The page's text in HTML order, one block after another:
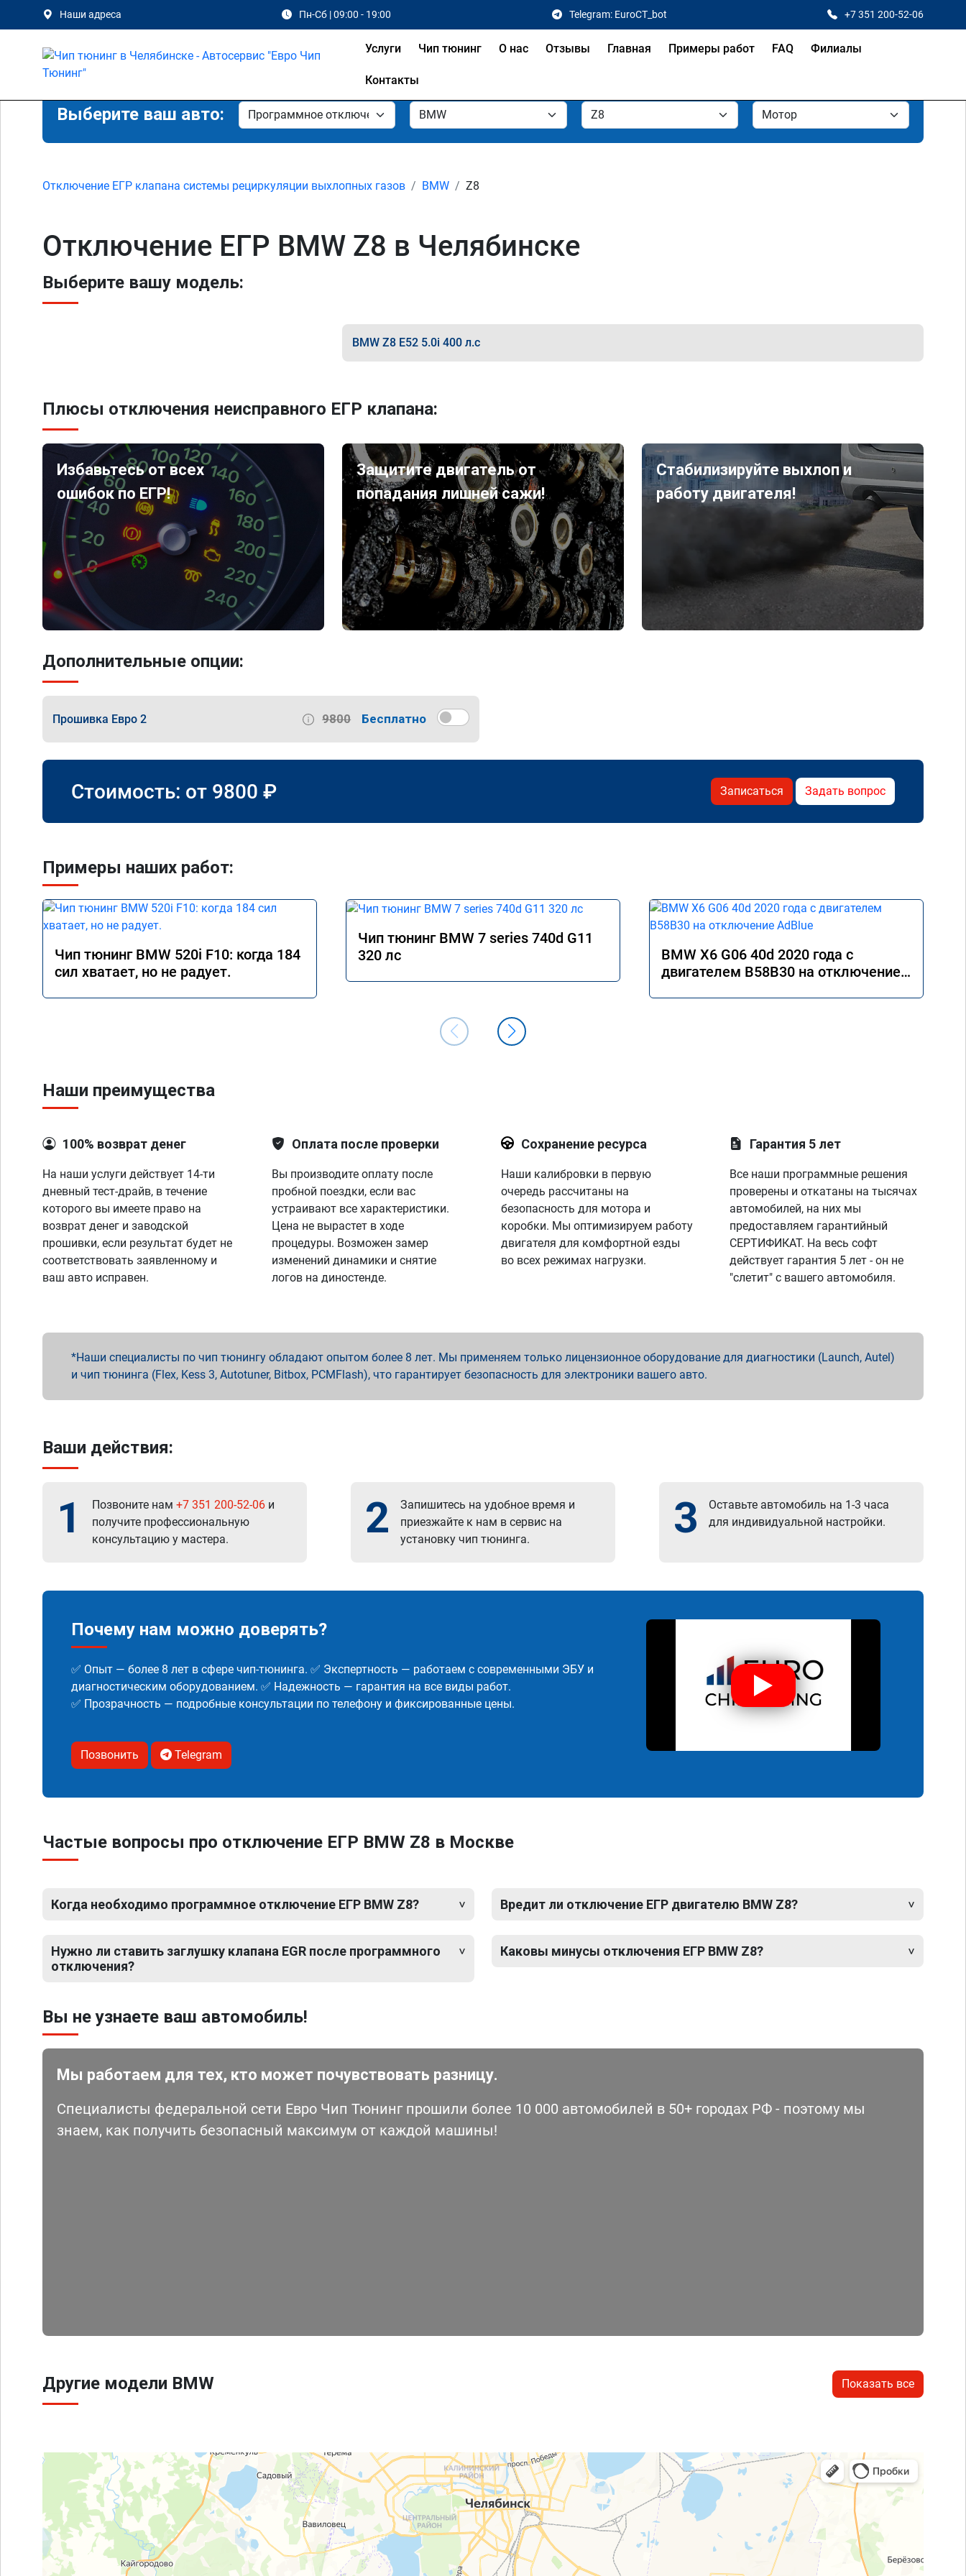
Наши адреса Пн-Сб | 09:00 - 19:00 Telegram: EuroCT_bot +7 351 200-52-06
Услуги Чип тюнинг О нас Отзывы Главная Примеры работ FAQ Филиалы
Контакты
Выберите ваш авто:
Отключение ЕГР клапана системы рециркуляции выхлопных газов BMW Z8
Отключение ЕГР BMW Z8 в Челябинске
Выберите вашу модель:
BMW Z8 E52 5.0i 400 л.с
Плюсы отключения неисправного ЕГР клапана:
Избавьтесь от всех
ошибок по ЕГР!
Защитите двигатель от
попадания лишней сажи!
Стабилизируйте выхлоп и
работу двигателя!
Дополнительные опции:
Прошивка Евро 2 9800 Бесплатно
Стоимость: от 9800 ₽ Записаться Задать вопрос
Примеры наших работ:
Чип тюнинг BMW 520i F10: когда 184
сил хватает, но не радует.
Чип тюнинг BMW 7 series 740d G11
320 лс
BMW X6 G06 40d 2020 года с
двигателем B58B30 на отключение
Наши преимущества
100% возврат денег
На наши услуги действует 14-ти
дневный тест-драйв, в течение
которого вы имеете право на
возврат денег и заводской
прошивки, если результат будет не
соответствовать заявленному и
ваш авто исправен.
Оплата после проверки
Вы производите оплату после
пробной поездки, если вас
устраивают все характеристики.
Цена не вырастет в ходе
процедуры. Возможен замер
изменений динамики и снятие
логов на диностенде.
Сохранение ресурса
Наши калибровки в первую
очередь рассчитаны на
безопасность для мотора и
коробки. Мы оптимизируем работу
двигателя для комфортной езды
во всех режимах нагрузки.
Гарантия 5 лет
Все наши программные решения
проверены и откатаны на тысячах
автомобилей, на них мы
предоставляем гарантийный
СЕРТИФИКАТ. На весь софт
действует гарантия 5 лет - он не
"слетит" с вашего автомобиля.
Наши специалисты по чип тюнингу обладают опытом более 8 лет. Мы применяем только лицензионное оборудование для диагностики (Launch, Autel)
и чип тюнинга (Flex, Kess 3, Autotuner, Bitbox, PCMFlash), что гарантирует безопасность для электроники вашего авто.
Ваши действия:
1 Позвоните нам +7 351 200-52-06 и
получите профессиональную
консультацию у мастера.
2
Запишитесь на удобное время и
приезжайте к нам в сервис на
установку чип тюнинга.
3
Оставьте автомобиль на 1-3 часа
для индивидуальной настройки.
Почему нам можно доверять?
✅ Опыт — более 8 лет в сфере чип-тюнинга. ✅ Экспертность — работаем с современными ЭБУ и
диагностическим оборудованием. ✅ Надежность — гарантия на все виды работ.
✅ Прозрачность — подробные консультации по телефону и фиксированные цены.
Позвонить Telegram
Частые вопросы про отключение ЕГР BMW Z8 в Москве
Когда необходимо программное отключение ЕГР BMW Z8?
Нужно ли ставить заглушку клапана EGR после программного
отключения?
Вредит ли отключение ЕГР двигателю BMW Z8?
Каковы минусы отключения ЕГР BMW Z8?
Вы не узнаете ваш автомобиль!
Мы работаем для тех, кто может почувствовать разницу.
Специалисты федеральной сети Евро Чип Тюнинг прошили более 10 000 автомобилей в 50+ городах РФ - поэтому мы
знаем, как получить безопасный максимум от каждой машины!
Другие модели BMW Показать все